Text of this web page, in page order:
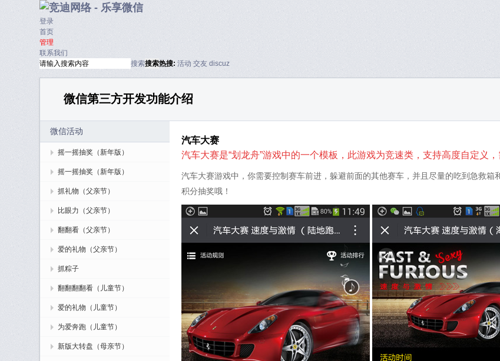
登录
首页
管理
联系我们
搜索搜索热搜: 活动 交友 discuz
微信第三方开发功能介绍
微信活动
摇一摇抽奖（新年版）
摇一摇抽奖（新年版）
抓礼物（父亲节）
比眼力（父亲节）
翻翻看（父亲节）
爱的礼物（父亲节）
抓粽子
翻翻翻翻看（儿童节）
爱的礼物（儿童节）
为爱奔跑（儿童节）
新版大转盘（母亲节）
汽车大赛
汽车大赛是“划龙舟”游戏中的一个模板，此游戏为竞速类，支持高度自定义
汽车大赛游戏中，你需要控制赛车前进，躲避前面的其他赛车，并且尽量的吃到急救
积分抽奖哦！